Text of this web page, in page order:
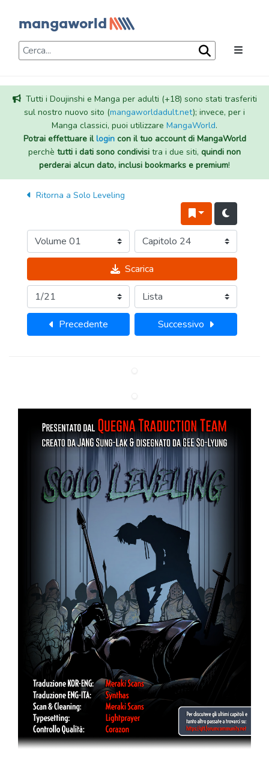
Tutti i Doujinshi e Manga per adulti (+18) sono stati trasferiti
sul nostro nuovo sito (mangaworldadult.net); invece, per i
Manga classici, puoi utilizzare MangaWorld.
Potrai effettuare illogincon il tuo account di MangaWorld
perchè tutti i dati sono condivisi tra i due siti, quindi non
perderai alcun dato, inclusi bookmarks e premium!
Ritorna a Solo Leveling
Scarica
Precedente Successivo